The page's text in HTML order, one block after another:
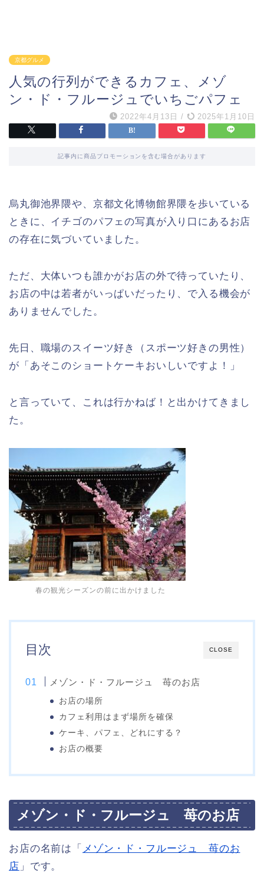
京都グルメ
人気の行列ができるカフェ、メゾ
ン・ド・フルージュでいちごパフェ
2022年4月13日 / 2025年1月10日
記事内に商品プロモーションを含む場合があります
烏丸御池界隈や、京都文化博物館界隈を歩いている
ときに、イチゴのパフェの写真が入り口にあるお店
の存在に気づいていました。
ただ、大体いつも誰かがお店の外で待っていたり、
お店の中は若者がいっぱいだったり、で入る機会が
ありませんでした。
先日、職場のスイーツ好き（スポーツ好きの男性）
が「あそこのショートケーキおいしいですよ！」
と言っていて、これは行かねば！と出かけてきまし
た。
春の観光シーズンの前に出かけました
CLOSE
目次
メゾン・ド・フルージュ 苺のお店
お店の場所
カフェ利用はまず場所を確保
ケーキ、パフェ、どれにする？
お店の概要
メゾン・ド・フルージュ 苺のお店
お店の名前は「 メゾン・ド・フルージュ 苺のお
店 」です。